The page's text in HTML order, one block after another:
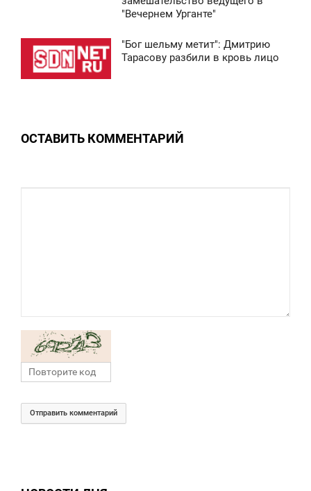
"Вечернем Урганте"
"Бог шельму метит": Дмитрию
Тарасову разбили в кровь лицо
ОСТАВИТЬ КОММЕНТАРИЙ
Отправить комментарий